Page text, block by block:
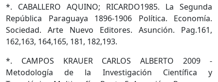
*. CABALLERO AQUINO; RICARDO1985. La Segunda
República Paraguaya 1896-1906 Política. Economía.
Sociedad. Arte Nuevo Editores. Asunción. Pag.161,
162,163, 164,165, 181, 182,193.
*. CAMPOS KRAUER CARLOS ALBERTO 2009 -
Metodología de la Investigación Científica y